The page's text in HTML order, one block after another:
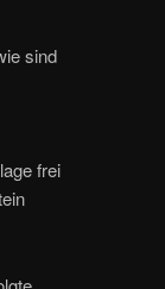
sind
frei